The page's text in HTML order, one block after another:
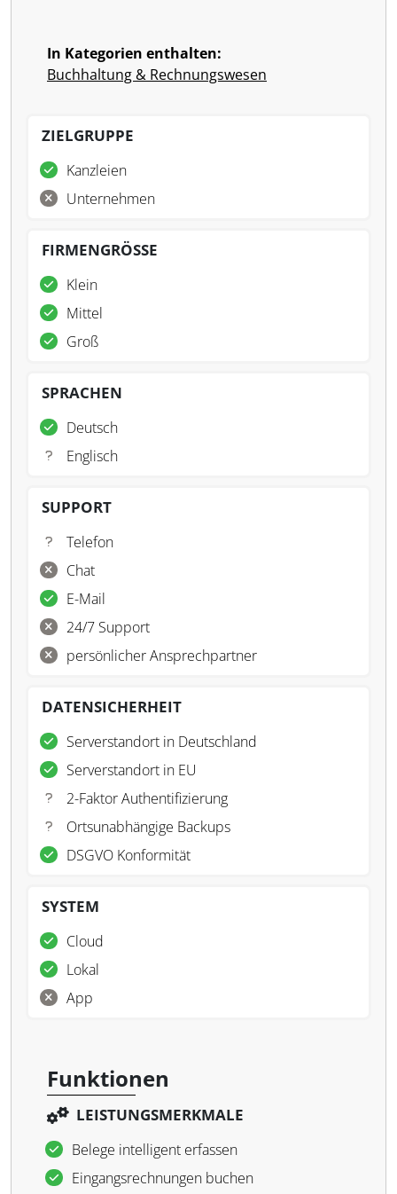
In Kategorien enthalten:
Buchhaltung & Rechnungswesen
ZIELGRUPPE
Kanzleien
Unternehmen
FIRMENGRÖSSE
Klein
Mittel
Groß
SPRACHEN
Deutsch
Englisch
SUPPORT
Telefon
Chat
E-Mail
24/7 Support
persönlicher Ansprechpartner
DATENSICHERHEIT
Serverstandort in Deutschland
Serverstandort in EU
2-Faktor Authentifizierung
Ortsunabhängige Backups
DSGVO Konformität
SYSTEM
Cloud
Lokal
App
Funktionen
LEISTUNGSMERKMALE
Belege intelligent erfassen
Eingangsrechnungen buchen